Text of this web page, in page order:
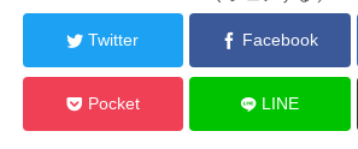
Twitter Facebook
Pocket LINE